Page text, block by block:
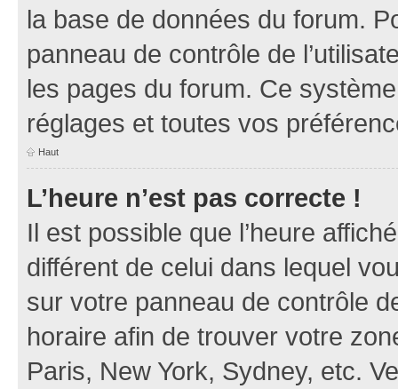
la base de données du forum.
panneau de contrôle de
les pages du forum. Ce
réglages et toutes vos
Haut
L’heure n’est pas correcte !
Il est possible que l’heure
différent de celui dans lequel
sur votre panneau de contrôle
horaire afin de trouver votre
Paris, New York, Sydney, etc.